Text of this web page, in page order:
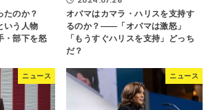
たのか？
う人物
・部下を怒
オバマはカマラ・ハリスを支持す
るのか？――「オバマは激怒」
「もうすぐハリスを支持」どっち
だ？
ニュース ニュース